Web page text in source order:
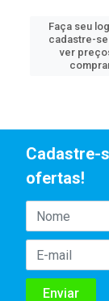
Faça seu
cadastre-
ver
Cadastre-
ofertas!